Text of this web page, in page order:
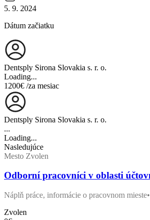
5. 9. 2024
Dátum začiatku
Dentsply Sirona Slovakia s. r. o.
Loading...
1200€ /za mesiac
Dentsply Sirona Slovakia s. r. o.
...
Loading...
Nasledujúce
Mesto Zvolen
Odborní pracovníci v oblasti
Náplň práce, informácie o pracovnom
Zvolen